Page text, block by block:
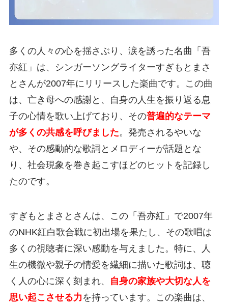
多くの人々の心を揺さぶり、涙を誘った名曲「吾
亦紅」は、シンガーソングライターすぎもとまさ
とさんが2007年にリリースした楽曲です。この曲
は、亡き母への感謝と、自身の人生を振り返る息
子の心情を歌い上げており、その普遍的なテーマ
が多くの共感を呼びました。発売されるやいな
や、その感動的な歌詞とメロディーが話題とな
り、社会現象を巻き起こすほどのヒットを記録し
たのです。
すぎもとまさとさんは、この「吾亦紅」で2007年
のNHK紅白歌合戦に初出場を果たし、その歌唱は
多くの視聴者に深い感動を与えました。特に、人
生の機微や親子の情愛を繊細に描いた歌詞は、聴
く人の心に深く刻まれ、
自身の家族や大切な人を
思い起こさせる力 を持っています。この楽曲は、